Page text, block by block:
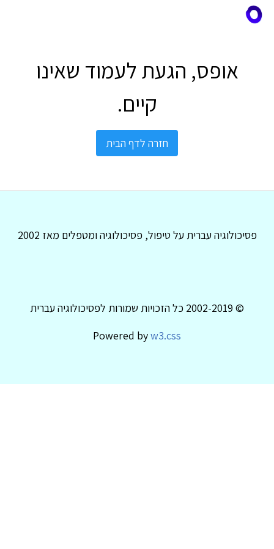
אופס, הגעת לעמוד שאינו
קיים.
חזרה לדף הבית
פסיכולוגיה עברית על טיפול, פסיכולוגיה ומטפלים מאז 2002
© 2002-2019 כל הזכויות שמורות לפסיכולוגיה עברית
Powered byw3.css